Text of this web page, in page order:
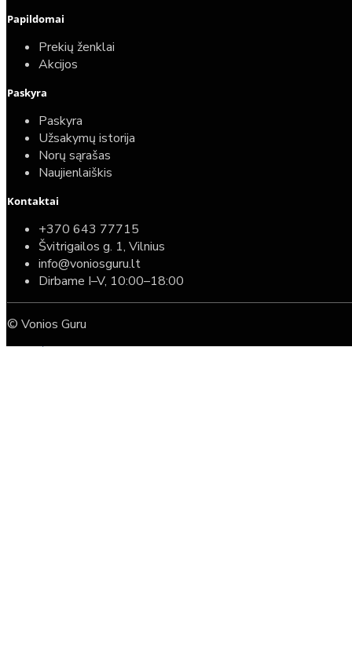
Komplektas: Tece potinkinis WC rėmas su baltu
mygtuku + Deante Peonia Rimless klozetas su
587,00€
389,00€
Papildomai
Prekių ženklai
Akcijos
Paskyra
Paskyra
Užsakymų istorija
Norų sąrašas
Naujienlaiškis
Kontaktai
+370 643 77715
Švitrigailos g. 1, Vilnius
info@voniosguru.lt
Dirbame I–V, 10:00–18:00
© Vonios Guru